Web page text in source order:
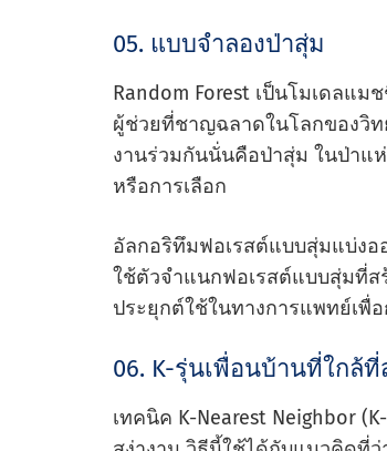
05. แบบจําลองป่าสุ่ม
Random Forest เป็นโมเดลแ
ผู้ช่วยที่ชาญฉลาดในโลกของวิ
งานร่วมกันนั่นคือป่าสุ่ม ในป่าแ
หรือการเลือก
อัลกอริทึมฟอเรสต์แบบสุ่มแบ่งอ
ใช้ตัวจําแนกฟอเรสต์แบบสุ่มที่
ประยุกต์ใช้ในทางการแพทย์เ
06. K-รุ่นเพื่อนบ้านที่ใกล้ที่
เทคนิค K-Nearest Neighbor